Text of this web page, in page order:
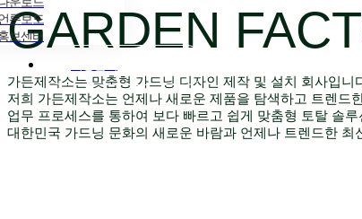
론보도
보센터
GARDEN
가든제작소는 맞춤형 가드닝 디자인 제작 및 설치 회사입
저희 가든제작소는 언제나 새로운 제품을 탐색하고 트렌
업무 프로세스를 통하여 보다 빠르고 쉽게 맞춤형 토탈 솔
대한민국 가드닝 문화의 새로운 바람과 언제나 트렌드한